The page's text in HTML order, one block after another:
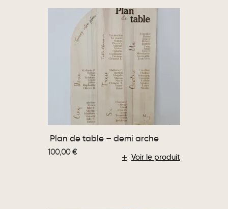
Voir le produit
Plan de table – demi arche
100,00€